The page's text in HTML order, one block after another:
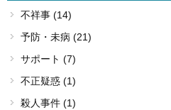
不祥事 (14)
予防・未病 (21)
サポート (7)
不正疑惑 (1)
殺人事件 (1)